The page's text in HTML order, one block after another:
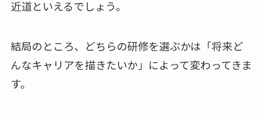
近道といえるでしょう。
結局のところ、どちらの研修を選ぶかは「将来ど
んなキャリアを描きたいか」によって変わってきま
す。